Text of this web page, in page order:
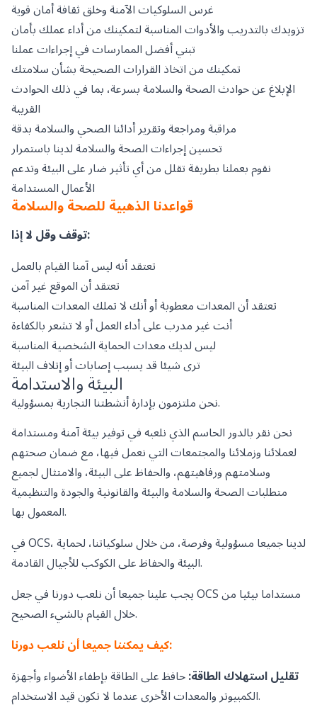
غرس السلوكيات الآمنة وخلق ثقافة أمان قوية
تزويدك بالتدريب والأدوات المناسبة لتمكينك من أداء عملك بأمان
تبني أفضل الممارسات في إجراءات عملنا
تمكينك من اتخاذ القرارات الصحيحة بشأن سلامتك
الإبلاغ عن حوادث الصحة والسلامة بسرعة، بما في ذلك الحوادث
القريبة
مراقبة ومراجعة وتقرير أدائنا الصحي والسلامة بدقة
تحسين إجراءات الصحة والسلامة لدينا باستمرار
نقوم بعملنا بطريقة تقلل من أي تأثير ضار على البيئة وتدعم
الأعمال المستدامة
قواعدنا الذهبية للصحة والسلامة
توقف وقل لا إذا:
تعتقد أنه ليس آمنا القيام بالعمل
تعتقد أن الموقع غير آمن
تعتقد أن المعدات معطوبة أو أنك لا تملك المعدات المناسبة
أنت غير مدرب على أداء العمل أو لا تشعر بالكفاءة
ليس لديك معدات الحماية الشخصية المناسبة
ترى شيئا قد يسبب إصابات أو إتلاف البيئة
البيئة والاستدامة
نحن ملتزمون بإدارة أنشطتنا التجارية بمسؤولية.
نحن نقر بالدور الحاسم الذي نلعبه في توفير بيئة آمنة ومستدامة
لعملائنا وزملائنا والمجتمعات التي نعمل فيها، مع ضمان صحتهم
وسلامتهم ورفاهيتهم، والحفاظ على البيئة، والامتثال لجميع
متطلبات الصحة والسلامة والبيئة والقانونية والجودة والتنظيمية
المعمول بها.
في OCS، لدينا جميعا مسؤولية وفرصة، من خلال سلوكياتنا، لحماية
البيئة والحفاظ على الكوكب للأجيال القادمة.
يجب علينا جميعا أن نلعب دورنا في جعل OCS مستداما بيئيا من
خلال القيام بالشيء الصحيح.
كيف يمكننا جميعا أن نلعب دورنا:
تقليل استهلاك الطاقة: حافظ على الطاقة بإطفاء الأضواء وأجهزة
الكمبيوتر والمعدات الأخرى عندما لا تكون قيد الاستخدام.